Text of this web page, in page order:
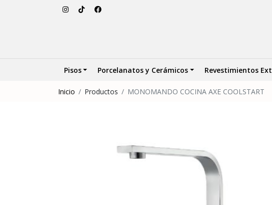
Pisos Porcelanatos y Cerámicos Revestimientos
Inicio Productos MONOMANDO COCINA AXE COOLSTART